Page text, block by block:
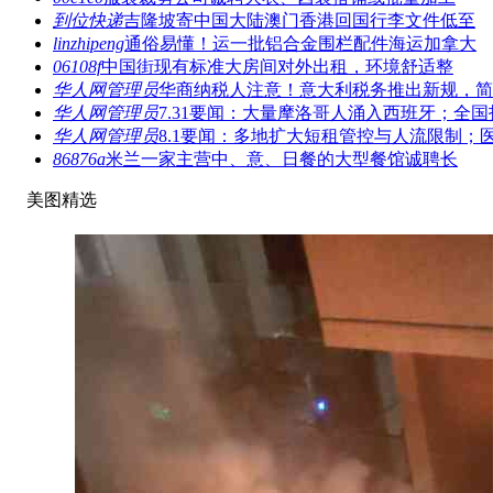
到位快递吉隆坡寄中国大陆澳门香港回国行李文件低至
linzhipeng通俗易懂！运一批铝合金围栏配件海运加拿大
06108f中国街现有标准大房间对外出租，环境舒适整
华人网管理员华商纳税人注意！意大利税务推出新规，
华人网管理员7.31要闻：大量摩洛哥人涌入西班牙；全国
华人网管理员8.1要闻：多地扩大短租管控与人流限制；
86876a米兰一家主营中、意、日餐的大型餐馆诚聘长
美图精选